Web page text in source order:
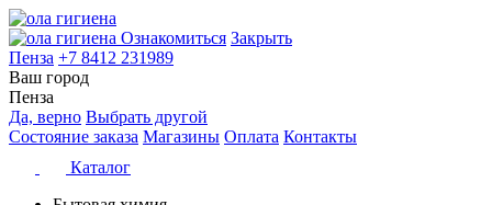
Ознакомиться Закрыть
Пенза +7 8412 231989
Ваш город
Пенза
Да, верно Выбрать другой
Состояние заказа Магазины Оплата Контакты
Каталог